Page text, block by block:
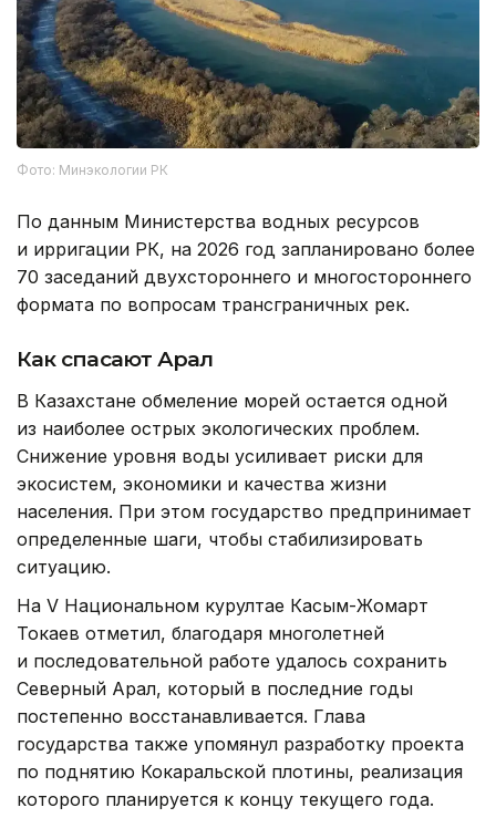
Фото: Минэкологии РК
По данным Министерства водных ресурсов
и ирригации РК, на 2026 год запланировано более
70 заседаний двухстороннего и многостороннего
формата по вопросам трансграничных рек.
Как спасают Арал
В Казахстане обмеление морей остается одной
из наиболее острых экологических проблем.
Снижение уровня воды усиливает риски для
экосистем, экономики и качества жизни
населения. При этом государство предпринимает
определенные шаги, чтобы стабилизировать
ситуацию.
На V Национальном курултае Касым-Жомарт
Токаев отметил, благодаря многолетней
и последовательной работе удалось сохранить
Северный Арал, который в последние годы
постепенно восстанавливается. Глава
государства также упомянул разработку проекта
по поднятию Кокаральской плотины, реализация
которого планируется к концу текущего года.